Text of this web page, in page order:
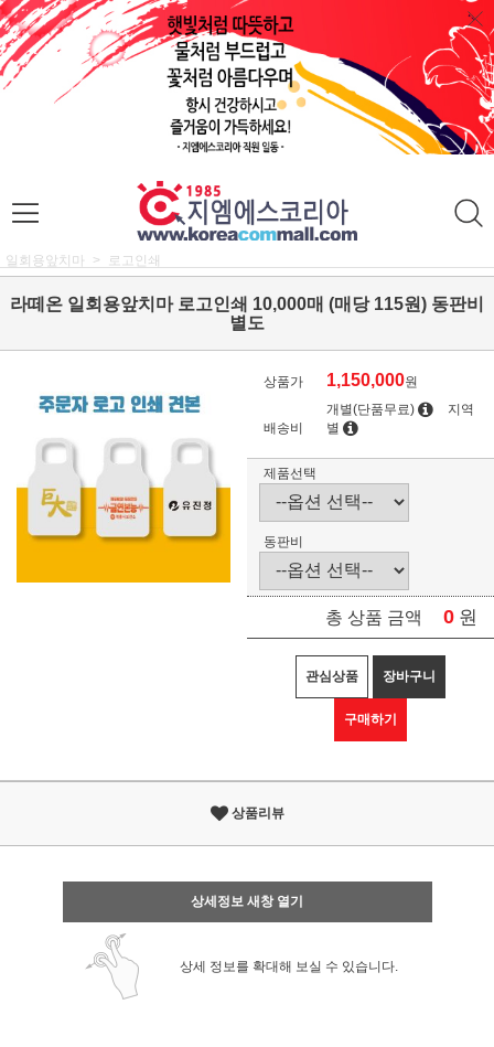
일회용앞치마 로고인쇄
라떼온 일회용앞치마 로고인쇄 10,000매 (매당 115원) 동판비
별도
상품가 1,150,000원
배송비
개별(단품무료)
지역
별
제품선택
동판비
총 상품 금액 0 원
관심상품 장바구니
구매하기
상품리뷰
상세정보 새창 열기
상세 정보를 확대해 보실 수 있습니다.